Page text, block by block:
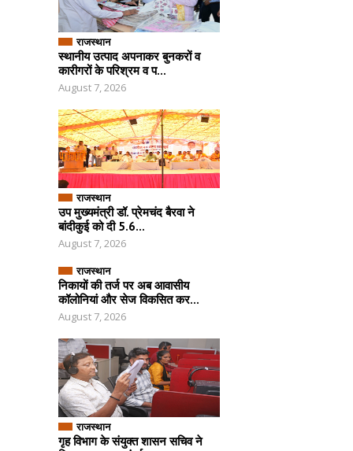
राजस्थान
स्थानीय उत्पाद अपनाकर बुनकरों व
कारीगरों के परिश्रम व प...
August 7, 2026
राजस्थान
उप मुख्यमंत्री डॉ. प्रेमचंद बैरवा ने
बांदीकुई को दी 5.6...
August 7, 2026
राजस्थान
निकायों की तर्ज पर अब आवासीय
कॉलोनियां और सेज विकसित कर...
August 7, 2026
राजस्थान
गृह विभाग के संयुक्त शासन सचिव ने